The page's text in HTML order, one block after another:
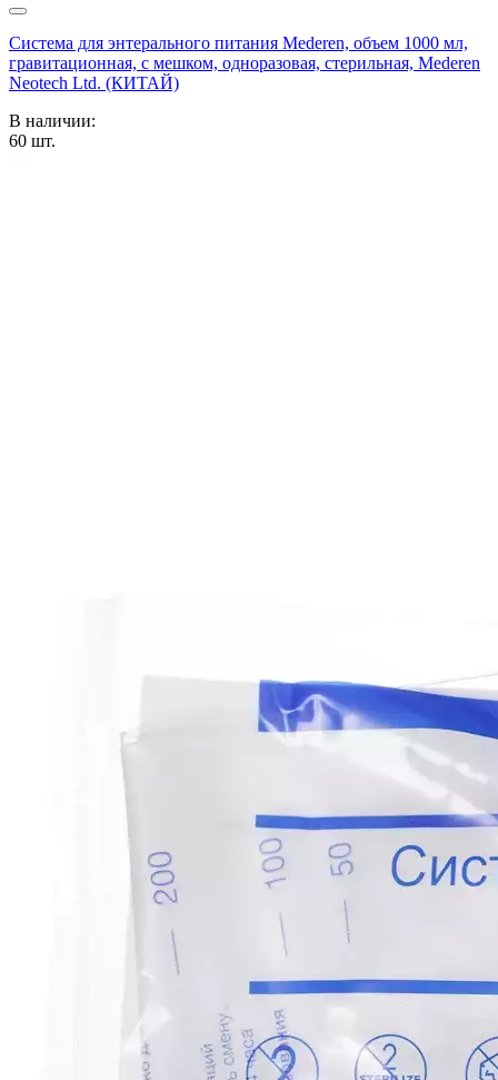
Система для энтерального питания Mederen, объем 1000 мл,
гравитационная, с мешком, одноразовая, стерильная, Mederen
Neotech Ltd. (КИТАЙ)
В наличии:
60 шт.